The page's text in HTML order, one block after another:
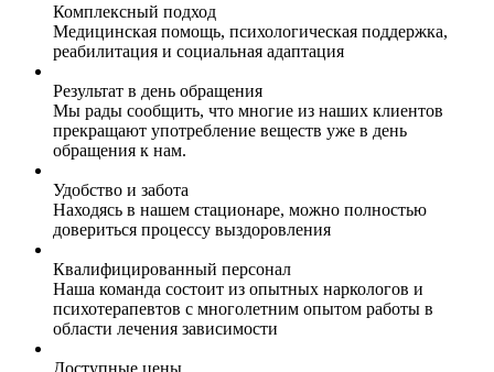
Комплексный подход
Медицинская помощь, психологическая поддержка,
реабилитация и социальная адаптация
Результат в день обращения
Мы рады сообщить, что многие из наших клиентов
прекращают употребление веществ уже в день
обращения к нам.
Удобство и забота
Находясь в нашем стационаре, можно полностью
довериться процессу выздоровления
Квалифицированный персонал
Наша команда состоит из опытных наркологов и
психотерапевтов с многолетним опытом работы в
области лечения зависимости
Доступные цены